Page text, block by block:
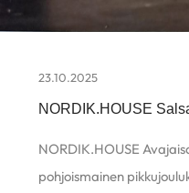
23.10.2025
NORDIK.HOUSE
NORDIK.HOUSE
pohjoismainen